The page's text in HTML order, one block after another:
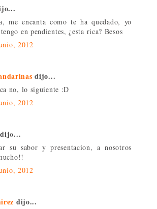
me encanta como te ha quedado, yo
en pendientes, ¿esta rica? Besos
2012
dijo...
no, lo siguiente :D
2012
dijo...
su sabor y presentacion, a nosotros
2012
dijo...